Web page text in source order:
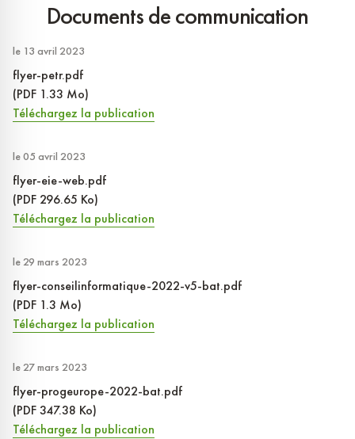
Documents de communication
le 13 avril 2023
flyer-petr.pdf
(PDF 1.33 Mo)
Téléchargez la publication
le 05 avril 2023
flyer-eie-web.pdf
(PDF 296.65 Ko)
Téléchargez la publication
le 29 mars 2023
flyer-conseilinformatique-2022-v5-bat.pdf
(PDF 1.3 Mo)
Téléchargez la publication
le 27 mars 2023
flyer-progeurope-2022-bat.pdf
(PDF 347.38 Ko)
Téléchargez la publication